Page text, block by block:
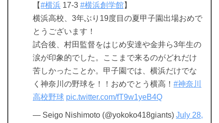
【#横浜 17-3 #横浜創学館】
横浜高校、3年ぶり19度目の夏甲子園出場おめで
とうございます！
試合後、村田監督をはじめ安達や金井ら3年生の
涙が印象的でした。ここまで来るのがどれだけ
苦しかったことか。甲子園では、横浜だけでな
く神奈川の野球を！！おめでとう横高！ #神奈川
高校野球 pic.twitter.com/fT9w1yeB4Q
— Seigo Nishimoto (@yokoko418giants) July 28,